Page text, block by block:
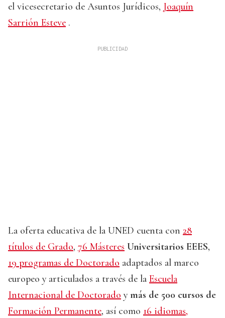
el vicesecretario de Asuntos Jurídicos, Joaquín
Sarrión Esteve .
La oferta educativa de la UNED cuenta con 28
títulos de Grado, 76 Másteres Universitarios EEES,
19 programas de Doctorado adaptados al marco
europeo y articulados a través de la Escuela
Internacional de Doctorado ymás de 500 cursos de
Formación Permanente, así como 16 idiomas,